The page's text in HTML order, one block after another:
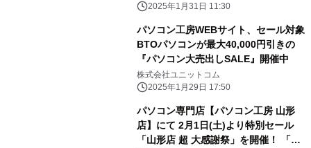
キャンペーン実施
2025年1月31日 11:30
パソコン工房WEBサイト、セール対象
BTOパソコンが最大40,000円引きの
『パソコン大売出しSALE』開催中
株式会社ユニットコム
2025年1月29日 17:50
パソコン専門店【パソコン工房 山形
店】にて 2月1日(土)より特別セール
「山形店 超 大感謝祭」を開催！ 「オ